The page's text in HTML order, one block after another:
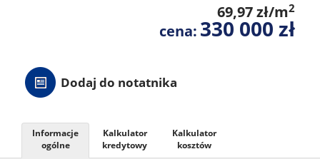
69,97 zł/m2
cena: 330 000 zł
Dodaj do notatnika
Informacje
ogólne
Kalkulator
kredytowy
Kalkulator
kosztów